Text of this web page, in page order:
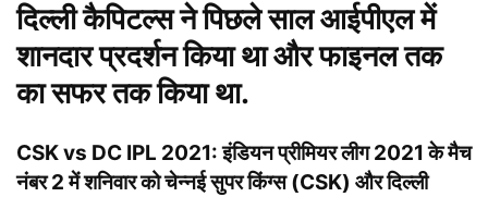
दिल्ली कैपिटल्स ने पिछले साल आईपीएल में
शानदार प्रदर्शन किया था और फाइनल तक
का सफर तक किया था.
CSK vs DC IPL 2021: इंडियन प्रीमियर लीग 2021 के मैच
नंबर 2 में शनिवार को चेन्नई सुपर किंग्स (CSK) और दिल्ली